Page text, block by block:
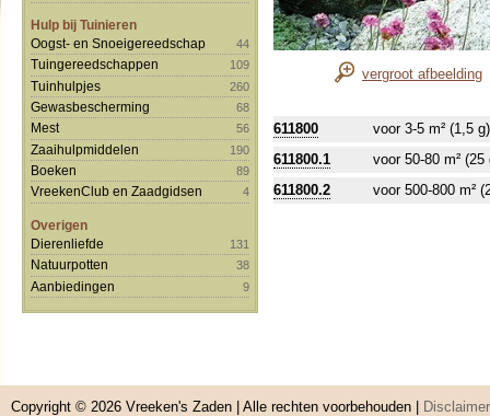
Hulp bij Tuinieren
Oogst- en Snoeigereedschap
44
Tuingereedschappen 109
Tuinhulpjes 260
Gewasbescherming 68
Mest 56
Zaaihulpmiddelen 190
Boeken 89
VreekenClub en Zaadgidsen 4
Overigen
Dierenliefde
131
Natuurpotten 38
Aanbiedingen 9
vergroot afbeelding
611800
voor 3-5 m² (1,5 g)
611800.1
voor 50-80 m² (25
611800.2
voor 500-800 m²
Copyright © 2026 Vreeken's Zaden | Alle rechten voorbehouden | Disclaimer